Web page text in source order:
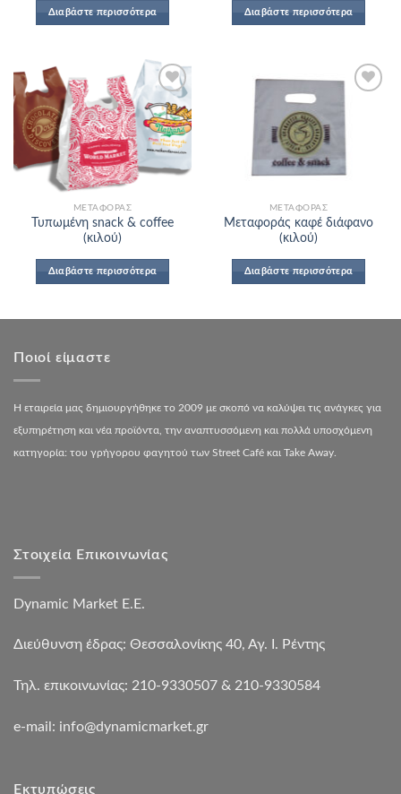
Διαβάστε περισσότερα Διαβάστε περισσότερα
Add to
Wishlist
ΜΕΤΑΦΟΡΆΣ
Τυπωμένη snack & coffee
(κιλού)
Διαβάστε περισσότερα
ΜΕΤΑΦΟΡΆΣ
Μεταφοράς καφέ διάφανο
(κιλού)
Διαβάστε περισσότερα
Ποιοί είμαστε
Η εταιρεία μας δημιουργήθηκε το 2009 με σκοπό να καλύψει τις ανάγκες για
εξυπηρέτηση και νέα προϊόντα, την αναπτυσσόμενη και πολλά υποσχόμενη
κατηγορία: του γρήγορου φαγητού των Street Café και Take Away.
Στοιχεία Επικοινωνίας
Dynamic Market Ε.Ε.
Διεύθυνση έδρας: Θεσσαλονίκης 40, Αγ. Ι. Ρέντης
Τηλ. επικοινωνίας: 210-9330507 & 210-9330584
e-mail: info@dynamicmarket.gr
Εκτυπώσεις